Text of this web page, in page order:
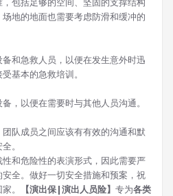
地的地面也需要考虑防滑和缓冲的
和急救人员，以便在发生意外时迅
基本的急救培训。
，以便在需要时与其他人员沟通。
队成员之间应该有有效的沟通和默
。
和危险性的表演形式，因此需要严
全。做好一切安全措施和预案，祝
。
【演出保|演出人员险】 专为各类